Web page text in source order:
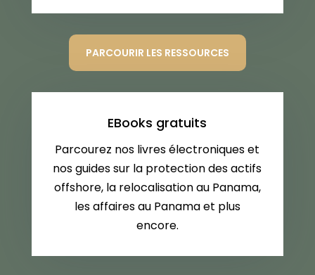
PARCOURIR LES RESSOURCES
EBooks gratuits
Parcourez nos livres électroniques et
nos guides sur la protection des actifs
offshore, la relocalisation au Panama,
les affaires au Panama et plus
encore.